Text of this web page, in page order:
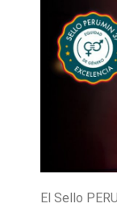
El Sello